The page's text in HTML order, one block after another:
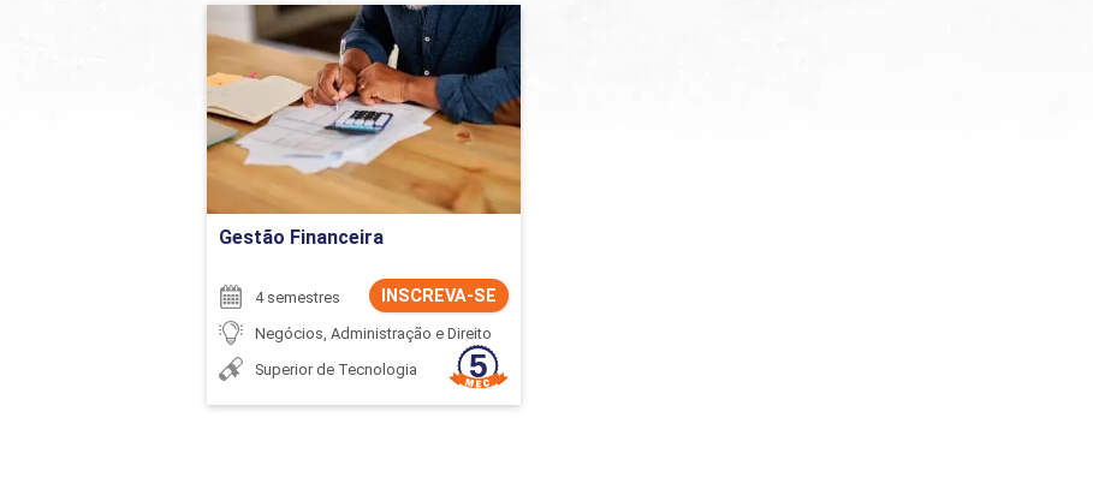
Gestão Financeira
INSCREVA-SE
4 semestres
Negócios, Administração e Direito
Superior de Tecnologia
Gestão Financeira
Detalhes do curso
Ir para Inscrição